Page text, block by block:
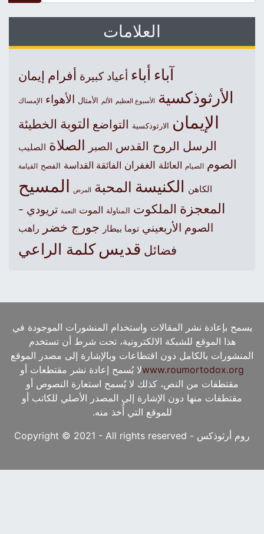
العلامات
آباءأباء أعياد كبيرة أفرام إيمان
الأرثوذكسية الأسبوع العظيم الألم الأمثال الأهواء الإمساك
الإيمان الارثوذكسية التواضع التوبة الخطيئة
الرسل الروح القدس الصبر الصلاة الصليب
الصوم الصيام العائلة الغفران الفائقة القداسة الفصح القيامة
الكاهن الكنيسةالمحبة المرض المسيح
المعجزة الملكوت المناولة الموت النعمة تريودي -
الصوم الأربعيني توما بيطار جورج خضر راهب
فضائل قديس كلمة الراعي
يسمح بإعادة نشر المقالات واستخدام المنشورات الموجودة في
هذا الموقع للشبكة الالكترونية، تحت شرط أن تستخدم
المنشورات بالكامل دون اقتطاعات وبالإشارة إلى مصدر الموقع
www.roumortodox.orgلا يُسمح إعادة نشر مقتطعات أو
مقتطفات من النص، كذلك لا يُسمح استعارة النصوص أو
مقتطفات منها دون الإشارة إلى المصدر الأصلي للكاتب أو
للموقع التي أُخذ منه.
روم أرثوذكس - Copyright © 2021 - All rights reserved